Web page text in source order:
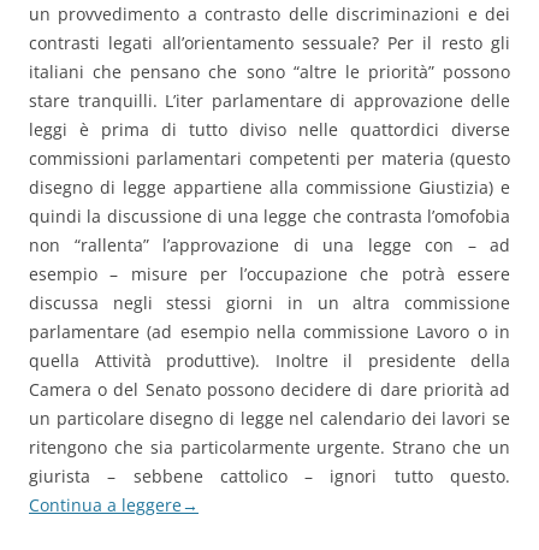
un provvedimento a contrasto delle discriminazioni e dei
contrasti legati all’orientamento sessuale? Per il resto gli
italiani che pensano che sono “altre le priorità” possono
stare tranquilli. L’iter parlamentare di approvazione delle
leggi è prima di tutto diviso nelle quattordici diverse
commissioni parlamentari competenti per materia (questo
disegno di legge appartiene alla commissione Giustizia) e
quindi la discussione di una legge che contrasta l’omofobia
non “rallenta” l’approvazione di una legge con – ad
esempio – misure per l’occupazione che potrà essere
discussa negli stessi giorni in un altra commissione
parlamentare (ad esempio nella commissione Lavoro o in
quella Attività produttive). Inoltre il presidente della
Camera o del Senato possono decidere di dare priorità ad
un particolare disegno di legge nel calendario dei lavori se
ritengono che sia particolarmente urgente. Strano che un
giurista – sebbene cattolico – ignori tutto questo.
Continua a leggere→